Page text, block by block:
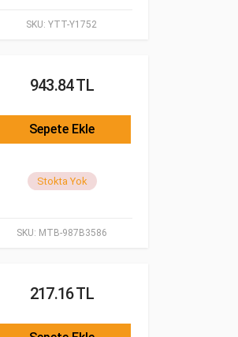
SKU: YTT-Y1752
SKU: MTB-987B3586
943.84 TL
Sepete Ekle
Stokta Yok
217.16 TL